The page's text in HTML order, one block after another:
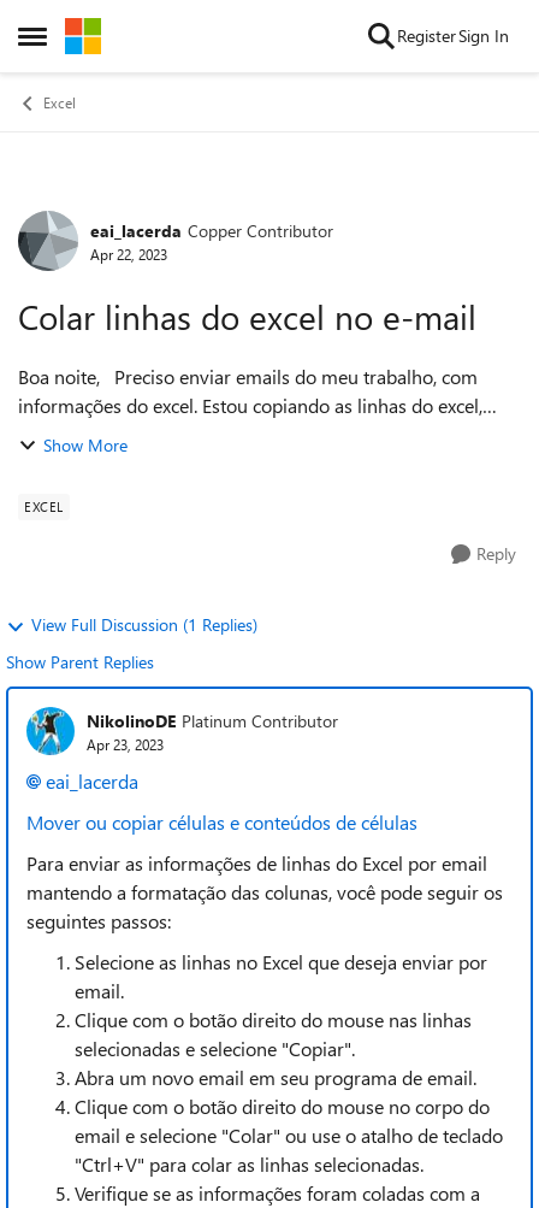
Open Side Menu
Skip to content RegisterSign In
Excel
Forum Discussion
eai_lacerda Copper Contributor
Apr 22, 2023
Colar linhas do excel no e-mail
Boa noite, Preciso enviar emails do meu trabalho, com
informações do excel. Estou copiando as linhas do excel,
para vir do jeito que esta lá, só que no email quebra as
Show More
EXCEL
Reply
View Full Discussion (1 Replies)
Show Parent Replies
NikolinoDE Platinum Contributor
Apr 23, 2023
eai_lacerda
Mover ou copiar células e conteúdos de células
Para enviar as informações de linhas do Excel por email
mantendo a formatação das colunas, você pode seguir os
seguintes passos:
Selecione as linhas no Excel que deseja enviar por
email.
Clique com o botão direito do mouse nas linhas
selecionadas e selecione "Copiar".
Abra um novo email em seu programa de email.
Clique com o botão direito do mouse no corpo do
email e selecione "Colar" ou use o atalho de teclado
"Ctrl+V" para colar as linhas selecionadas.
Verifique se as informações foram coladas com a